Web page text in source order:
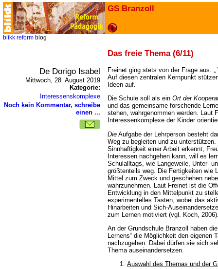
GS Branzoll
blikk reform blog
Das freie Thema (6/11)
De Dorigo Isabel
Mittwoch, 28. August 2019
Kategorie:
Interessenskomplexe
Noch kein Kommentar, schreibe
einen ...
Freinet ging stets von der Frage aus:
Auf diesen zentralen Kernpunkt
Ideen auf.
Die Schule soll als ein Ort der
und das gemeinsame forschende
stehen, wahrgenommen werden. Laut
Interessenkomplexe der Kinder
Die Aufgabe der Lehrperson besteht
Weg zu begleiten und zu
Sinnhaftigkeit einer Arbeit erkennt,
Interessen nachgehen kann, will es
Schulalltags, wie Langeweile, Unter-
größtenteils weg. Die Fertigkeiten wie
Mittel zum Zweck und geschehen
wahrzunehmen. Laut Freinet ist die
Entwicklung in den Mittelpunkt zu
experimentelles Tasten, wobei das
Hinarbeiten und Sich-
zum Lernen motiviert (vgl. Koch,
An der Grundschule Branzoll haben
Lernens“ die Möglichkeit den eigenen
nachzugehen. Dabei dürfen sie sich
Thema auseinandersetzen.
Auswahl des Themas und der